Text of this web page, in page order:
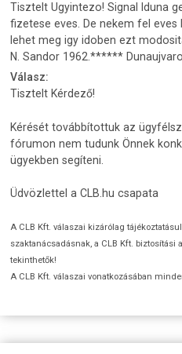
Tisztelt Ugyintezo! Signal Iduna
fizetese eves. De nekem fel
lehet meg igy idoben ezt
N. Sandor 1962.******
Válasz:
Tisztelt Kérdező!
Kérését továbbítottuk az
fórumon nem tudunk Önnek
ügyekben segíteni.
Üdvözlettel a CLB.hu csapata
A CLB Kft. válaszai kizárólag
szaktanácsadásnak, a CLB Kft.
tekinthetők!
A CLB Kft. válaszai vonatkozásában